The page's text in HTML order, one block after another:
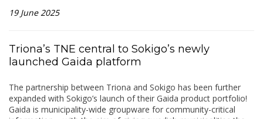
19 June 2025
Triona’s TNE central to Sokigo’s newly
launched Gaida platform
The partnership between Triona and Sokigo has been further
expanded with Sokigo’s launch of their Gaida product portfolio!
Gaida is municipality-wide groupware for community-critical